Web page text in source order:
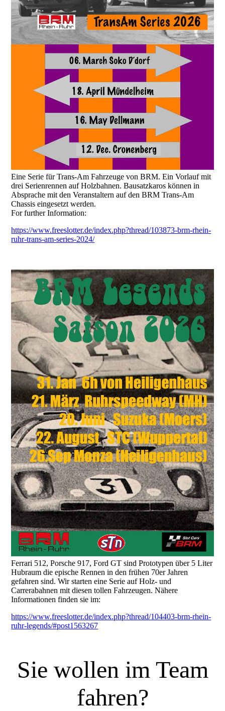
Eine Serie für Trans-Am Fahrzeuge von BRM. Ein Vorlauf mit
drei Serienrennen auf Holzbahnen. Bausatzkaros können in
Absprache mit den Veranstaltern auf den BRM Trans-Am
Chassis eingesetzt werden.
For further Information:
https://www.freeslotter.de/index.php?thread/103873-brm-rhein-
ruhr-trans-am-series-2024/
Ferrari 512, Porsche 917, Ford GT sind Prototypen über 5 Liter
Hubraum die epische Rennen in den frühen 70er Jahren
gefahren sind. Wir starten eine Serie auf Holz- und
Carrerabahnen mit diesen tollen Fahrzeugen. Nähere
Informationen finden sie im:
https://www.freeslotter.de/index.php?thread/104403-brm-rhein-
ruhr-legends/#post1563267
Sie wollen im Team
fahren?